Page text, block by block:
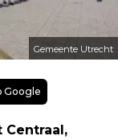
Gemeente Utrecht
Google